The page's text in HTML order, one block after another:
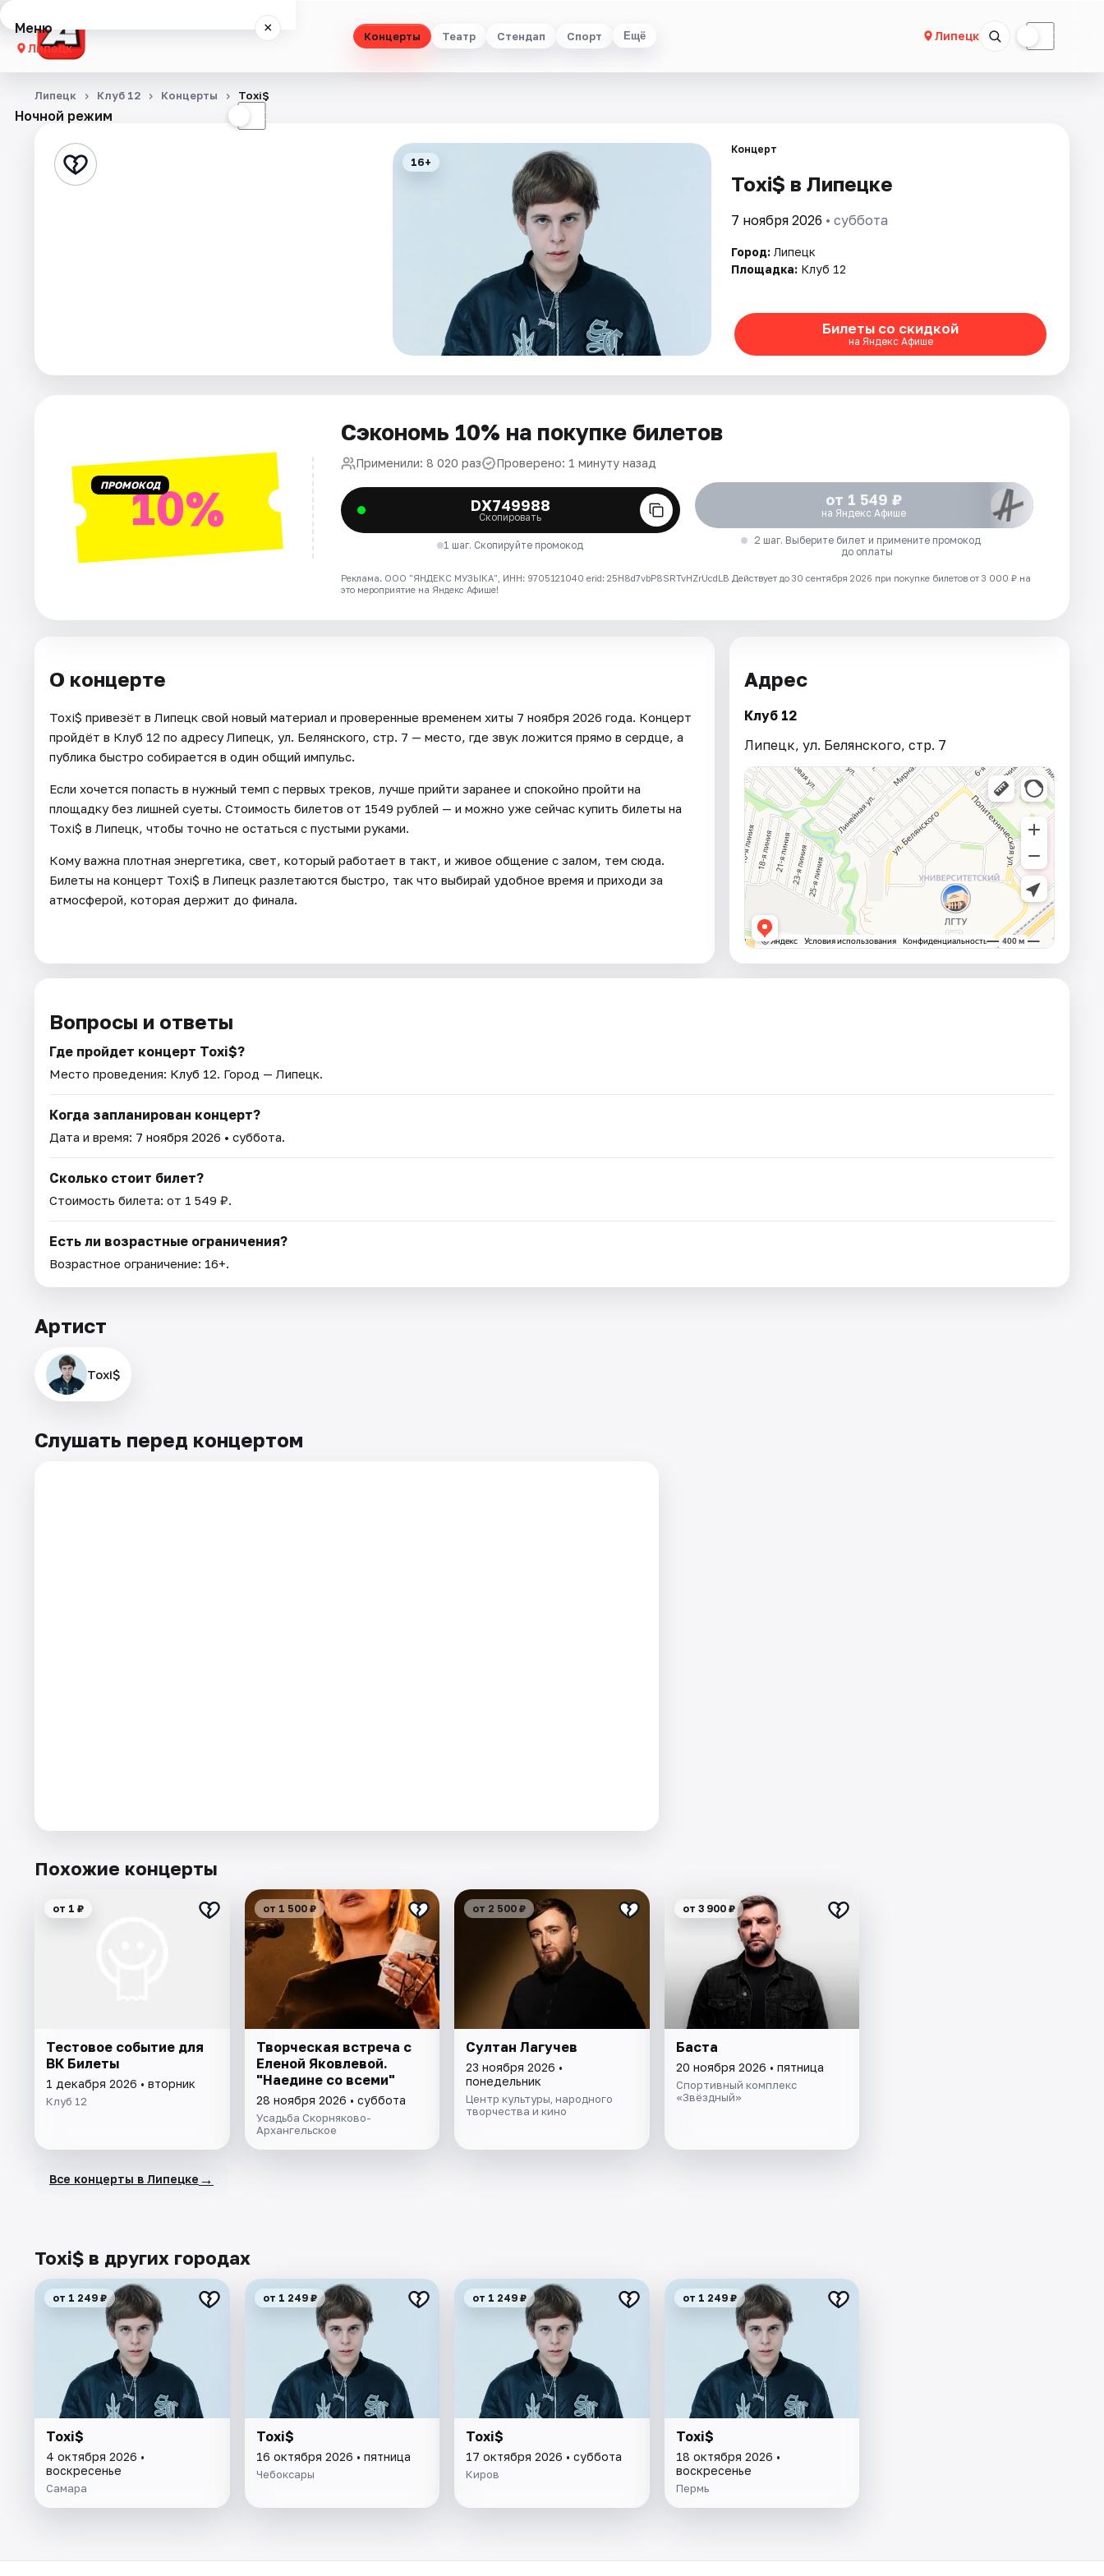
Концерты Театр Стендап Спорт Ещё Липецк ☾
Меню ×
Липецк
Концерты
Стендап
Артисты
Ночной режим ☾
Липецк Клуб 12 Концерты Toxi$
16+
Концерт
Toxi$ в Липецке
7 ноября 2026 • суббота
Город: Липецк
Площадка: Клуб 12
Билеты со скидкой
на Яндекс Афише
ПРОМОКОД10%
Сэкономь 10% на покупке билетов
Применили: 8 020 раз Проверено: 1 минуту назад
DX749988
Скопировать
1 шаг. Скопируйте промокод
от 1 549 ₽
на Яндекс Афише
2 шаг. Выберите билет и примените промокод
до оплаты
Реклама. ООО "ЯНДЕКС МУЗЫКА", ИНН: 9705121040 erid: 25H8d7vbP8SRTvHZrUcdLB Действует до 30 сентября 2026 при покупке билетов от 3 000 ₽ на
это мероприятие на Яндекс Афише!
О концерте
Toxi$ привезёт в Липецк свой новый материал и проверенные временем хиты 7 ноября 2026 года. Концерт
пройдёт в Клуб 12 по адресу Липецк, ул. Белянского, стр. 7 — место, где звук ложится прямо в сердце, а
публика быстро собирается в один общий импульс.
Если хочется попасть в нужный темп с первых треков, лучше прийти заранее и спокойно пройти на
площадку без лишней суеты. Стоимость билетов от 1549 рублей — и можно уже сейчас купить билеты на
Toxi$ в Липецк, чтобы точно не остаться с пустыми руками.
Кому важна плотная энергетика, свет, который работает в такт, и живое общение с залом, тем сюда.
Билеты на концерт Toxi$ в Липецк разлетаются быстро, так что выбирай удобное время и приходи за
атмосферой, которая держит до финала.
Адрес
Клуб 12
Липецк, ул. Белянского, стр. 7
Вопросы и ответы
Где пройдет концерт Toxi$?
Место проведения: Клуб 12. Город — Липецк.
Когда запланирован концерт?
Дата и время: 7 ноября 2026 • суббота.
Сколько стоит билет?
Стоимость билета: от 1 549 ₽.
Есть ли возрастные ограничения?
Возрастное ограничение: 16+.
Артист
Toxi$
Слушать перед концертом
Похожие концерты
от 1 ₽
Тестовое событие для
ВК Билеты
1 декабря 2026 • вторник
Клуб 12
от 1 500 ₽
Творческая встреча с
Еленой Яковлевой.
"Наедине со всеми"
28 ноября 2026 • суббота
Усадьба Скорняково-
Архангельское
от 2 500 ₽
Султан Лагучев
23 ноября 2026 •
понедельник
Центр культуры, народного
творчества и кино
от 3 900 ₽
Баста
20 ноября 2026 • пятница
Спортивный комплекс
«Звёздный»
Все концерты в Липецке →
Toxi$ в других городах
от 1 249 ₽
Toxi$
4 октября 2026 •
воскресенье
Самара
от 1 249 ₽
Toxi$
16 октября 2026 • пятница
Чебоксары
от 1 249 ₽
Toxi$
17 октября 2026 • суббота
Киров
от 1 249 ₽
Toxi$
18 октября 2026 •
воскресенье
Пермь